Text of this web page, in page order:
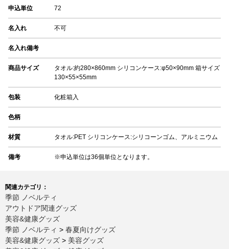
申込単位 72
名入れ 不可
名入れ備考
商品サイズ
タオル:約280×860mm シリコンケース:φ50×90mm 箱サイズ
130×55×55mm
包装 化粧箱入
色柄
材質 タオル:PET シリコンケース:シリコーンゴム、アルミニウム
備考 ※申込単位は36個単位となります。
関連カテゴリ：
季節 ノベルティ
アウトドア関連グッズ
美容&健康グッズ
季節 ノベルティ > 春夏向けグッズ
美容&健康グッズ > 美容グッズ